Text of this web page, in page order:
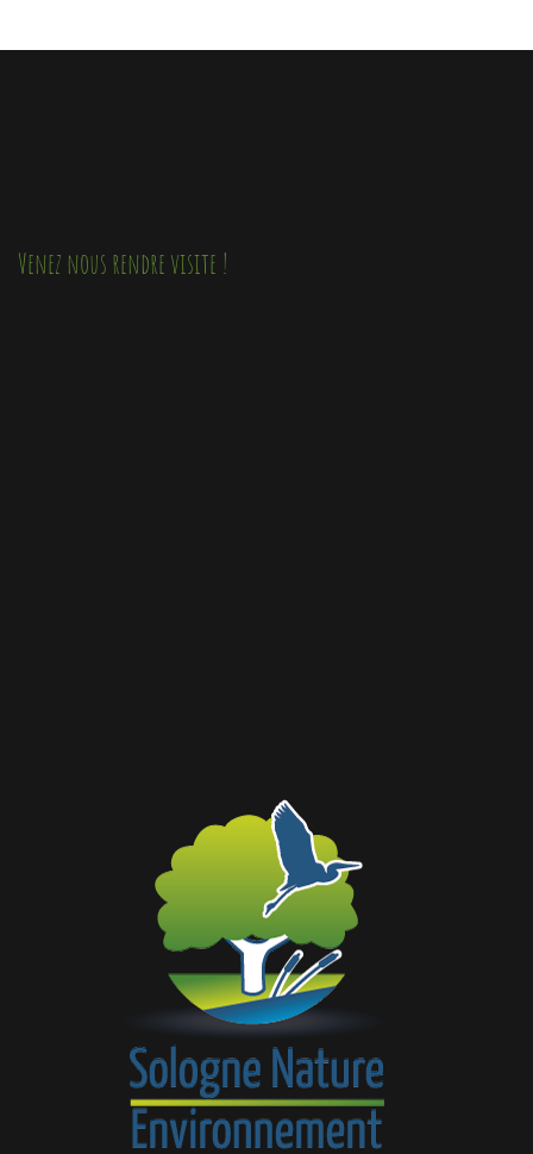
Venez nous rendre visite !